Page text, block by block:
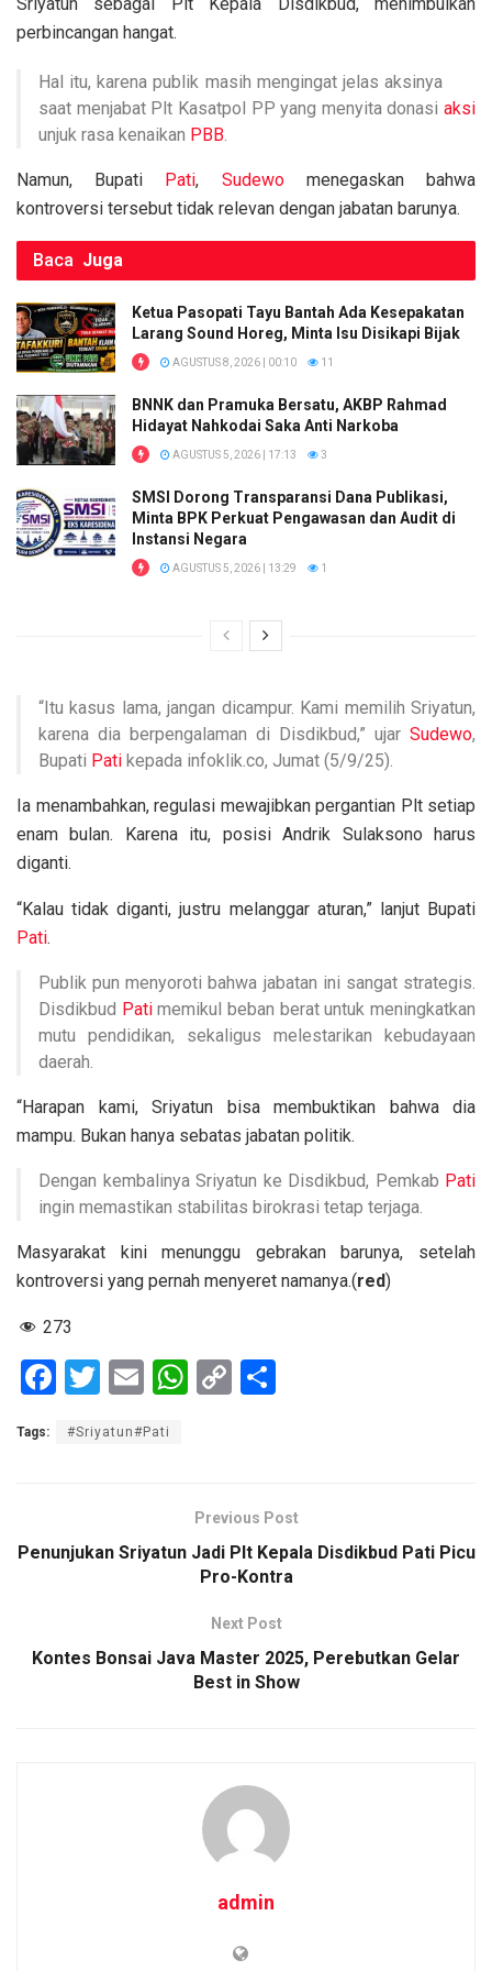
b
o
k
er
p
p
Li
k
perbincangan hangat.
Hal itu, karena publik masih mengingat jelas aksinya
saat menjabat Plt Kasatpol PP yang menyita donasi aksi
unjuk rasa kenaikan PBB
Namun, Bupati Pati, Sudewomenegaskan bahwa
kontroversi tersebut tidak relevan dengan jabatan barunya.
Baca Juga
Ketua Pasopati Tayu Bantah Ada Kesepakatan
Larang Sound Horeg, Minta Isu Disikapi Bijak
AGUSTUS 8, 2026 | 00:10 11
BNNK dan Pramuka Bersatu, AKBP Rahmad
Hidayat Nahkodai Saka Anti Narkoba
AGUSTUS 5, 2026 | 17:13 3
SMSI Dorong Transparansi Dana Publikasi,
Minta BPK Perkuat Pengawasan dan Audit di
Instansi Negara
AGUSTUS 5, 2026 | 13:29 1
“Itu kasus lama, jangan dicampur. Kami memilih Sriyatun,
karena dia berpengalaman di Disdikbud,” ujar Sudewo,
Bupati Pati kepada infoklik.co, Jumat (5/9/25).
Ia menambahkan, regulasi mewajibkan pergantian Plt setiap
enam bulan. Karena itu, posisi Andrik Sulaksono harus
diganti.
“Kalau tidak diganti, justru melanggar aturan,” lanjut Bupati
Pati.
Publik pun menyoroti bahwa jabatan ini sangat strategis.
Disdikbud Patimemikul beban berat untuk meningkatkan
mutu pendidikan, sekaligus melestarikan kebudayaan
daerah.
“Harapan kami, Sriyatun bisa membuktikan bahwa dia
mampu. Bukan hanya sebatas jabatan politik.
Dengan kembalinya Sriyatun ke Disdikbud, Pemkab Pati
ingin memastikan stabilitas birokrasi tetap terjaga.
Masyarakat kini menunggu gebrakan barunya, setelah
kontroversi yang pernah menyeret namanya.(red)
273
F
ce
o
T
tt
E
ail
W
A
p
p
C
n
k
Tags: #Sriyatun#Pati
Previous Post
Penunjukan Sriyatun Jadi Plt Kepala Disdikbud Pati Picu
Pro-Kontra
Next Post
Kontes Bonsai Java Master 2025, Perebutkan Gelar
Best in Show
admin